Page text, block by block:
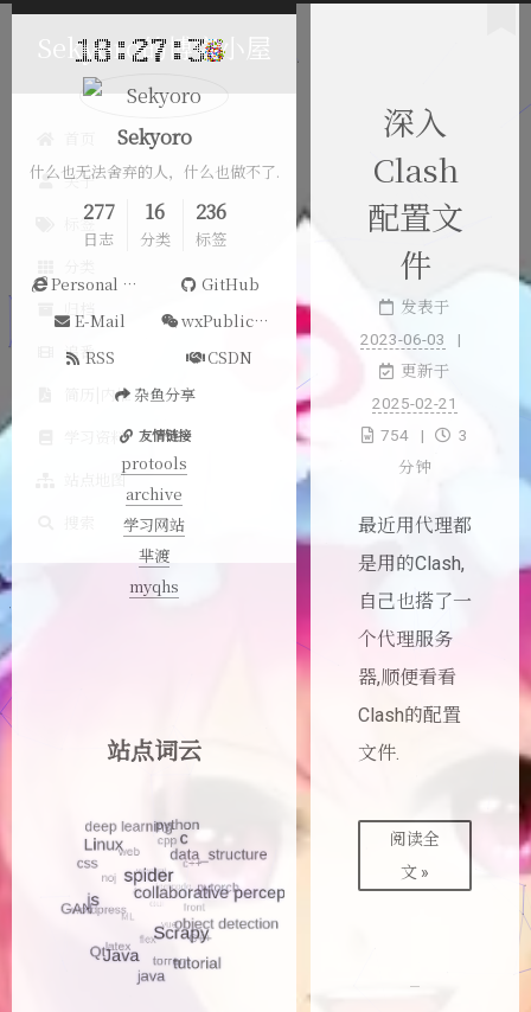
Sekyoro的博客小屋
关于
标签
追番
简历|内推
学习资料
站点地图
深入
Clash
配置文
件
发表于
2023-06-03
更新于
2025-02-21
754
3
分钟
最近用代理都
是用的Clash,
自己也搭了一
个代理服务
器,顺便看看
Clash的配置
文件.
阅读全
文 »
Sekyoro
什么也无法舍弃的人，什么也做不了.
277
日志
16
分类
236
标签
Personal Website
GitHub
E-Mail
wxPublicAccount
RSS
CSDN
杂鱼分享
友情链接
protools
archive
学习网站
芈渡
myqhs
站点词云